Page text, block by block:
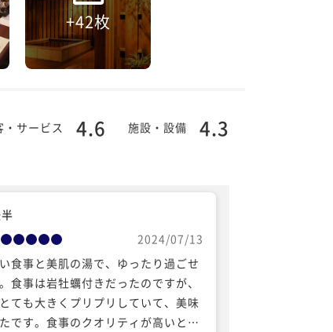
+42枚
・サービス 4.6 施設・設備 4.3
2024/07/13
食事と美肌の湯で、ゆったり過ごせ
食事は岩牡蠣付きだったのですが、
ても大きくプリプリしていて、美味
です。食事のクオリティが高いと思